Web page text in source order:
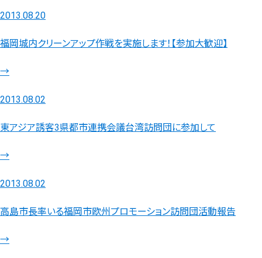
2013.08.20
福岡城内クリーンアップ作戦を実施します！【参加大歓迎】
→
2013.08.02
東アジア誘客3県都市連携会議台湾訪問団に参加して
→
2013.08.02
高島市長率いる福岡市欧州プロモーション訪問団活動報告
→